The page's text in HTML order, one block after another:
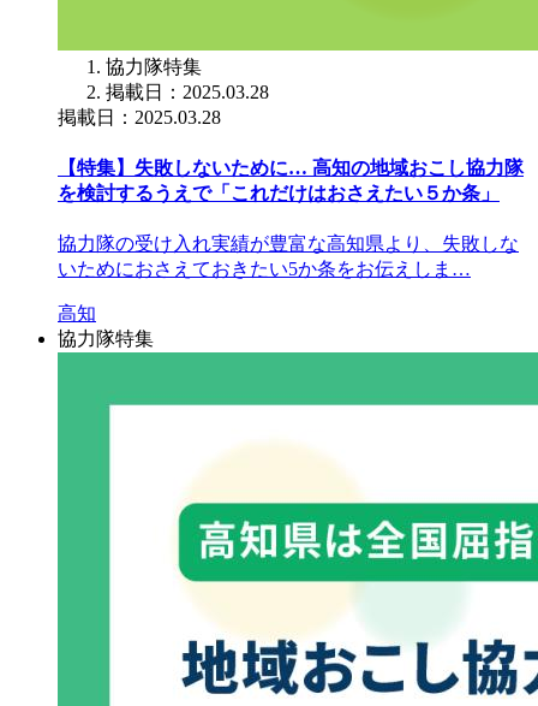
協力隊特集
掲載日：2025.03.28
掲載日：2025.03.28
【特集】失敗しないために… 高知の地域おこし協力隊
を検討するうえで「これだけはおさえたい５か条」
協力隊の受け入れ実績が豊富な高知県より、失敗しな
いためにおさえておきたい5か条をお伝えしま…
高知
協力隊特集